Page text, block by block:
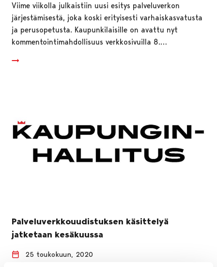
Viime viikolla julkaistiin uusi esitys palveluverkon
järjestämisestä, joka koski erityisesti varhaiskasvatusta
ja perusopetusta. Kaupunkilaisille on avattu nyt
kommentointimahdollisuus verkkosivuilla 8.…
Palveluverkkouudistuksen käsittelyä
jatketaan kesäkuussa
25 toukokuun, 2020